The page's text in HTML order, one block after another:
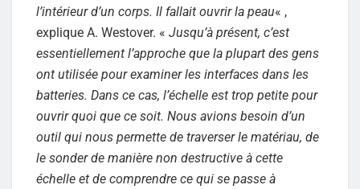
l’intérieur d’un corps. Il fallait ouvrir la peau« ,
explique A. Westover. « Jusqu’à présent, c’est
essentiellement l’approche que la plupart des gens
ont utilisée pour examiner les interfaces dans les
batteries. Dans ce cas, l’échelle est trop petite pour
ouvrir quoi que ce soit. Nous avions besoin d’un
outil qui nous permette de traverser le matériau, de
le sonder de manière non destructive à cette
échelle et de comprendre ce qui se passe à